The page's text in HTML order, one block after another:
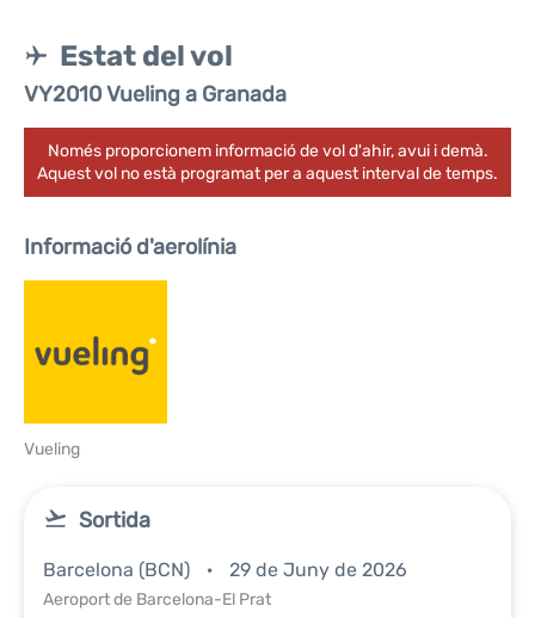
Estat del vol
VY2010 Vueling a Granada
Només proporcionem informació de vol d'ahir, avui i demà.
Aquest vol no està programat per a aquest interval de temps.
Informació d'aerolínia
Vueling
Sortida
Barcelona (BCN) 29 de Juny de 2026
Aeroport de Barcelona-El Prat